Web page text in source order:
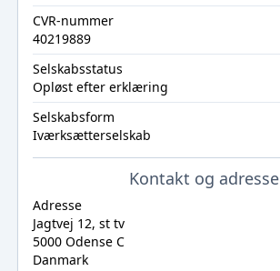
CVR-nummer
40219889
Selskabsstatus
Opløst efter erklæring
Selskabsform
Iværksætterselskab
Kontakt og adresse
Adresse
Jagtvej 12, st tv
5000 Odense C
Danmark